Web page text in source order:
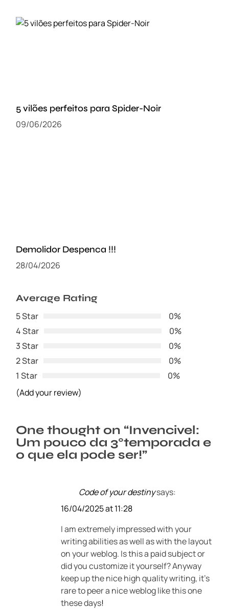
5 vilões perfeitos para Spider-Noir
09/06/2026
Demolidor Despenca !!!
28/04/2026
Average Rating
5 Star
0%
4 Star
0%
3 Star
0%
2 Star
0%
1 Star
0%
(Add your review)
One thought on “Invencivel:
Um pouco da 3°temporada e
o que ela pode ser!”
Code of your destinysays:
16/04/2025 at 11:28
I am extremely impressed with your
writing abilities as well as with the layout
on your weblog. Is this a paid subject or
did you customize it yourself? Anyway
keep up the nice high quality writing, it’s
rare to peer a nice weblog like this one
these days!